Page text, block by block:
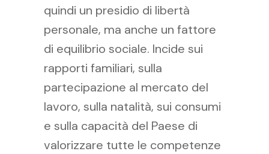
quindi un presidio di libertà
personale, ma anche un fattore
di equilibrio sociale. Incide sui
rapporti familiari, sulla
partecipazione al mercato del
lavoro, sulla natalità, sui consumi
e sulla capacità del Paese di
valorizzare tutte le competenze